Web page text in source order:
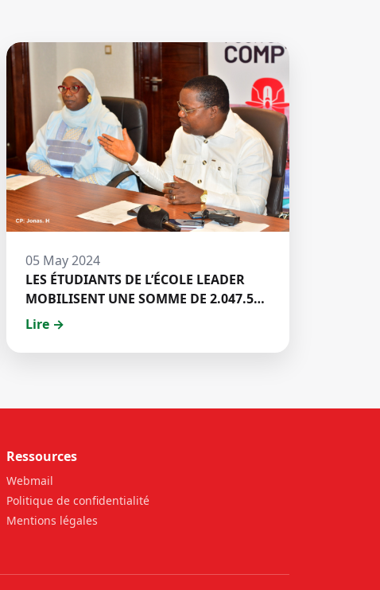
05 May 2024
LES ÉTUDIANTS DE L’ÉCOLE LEADER
MOBILISENT UNE SOMME DE 2.047.500
FCFA POUR LE FONDS ZÉRO
REPRESENTANT DES ETUDIANTS DE
Lire →
Ressources
Webmail
Politique de confidentialité
Mentions légales